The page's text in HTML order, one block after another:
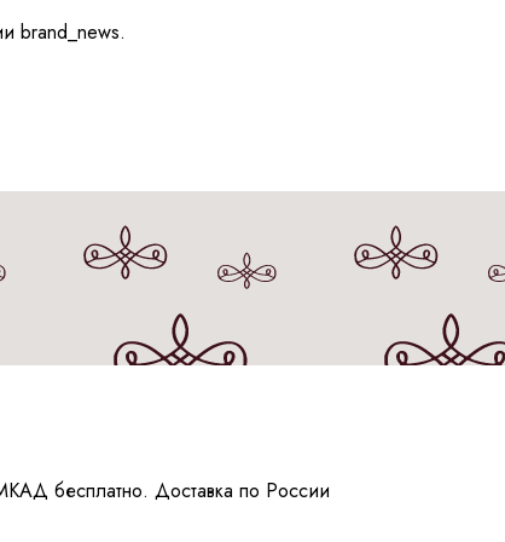
brand_news.
бесплатно. Доставка по России